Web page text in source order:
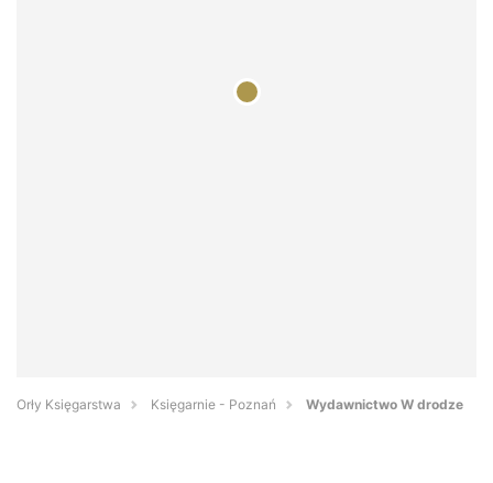
Orły Księgarstwa Księgarnie - Poznań Wydawnictwo W drodze